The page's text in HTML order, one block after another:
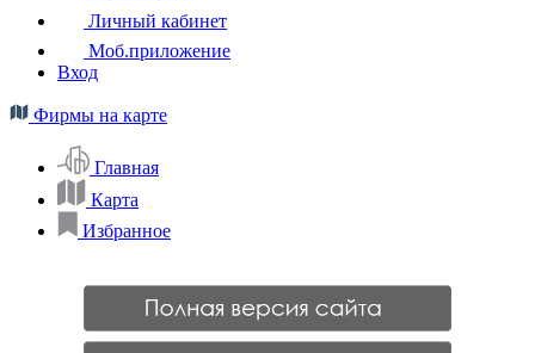
Личный кабинет
Моб.приложение
Вход
Фирмы на карте
Главная
Карта
Избранное